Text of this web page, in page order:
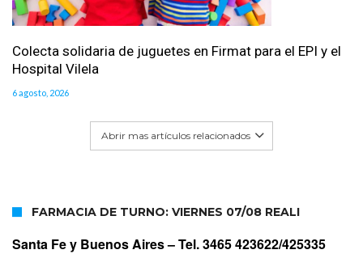
Colecta solidaria de juguetes en Firmat para el EPI y el
Hospital Vilela
6 agosto, 2026
Abrir mas artículos relacionados
FARMACIA DE TURNO: VIERNES 07/08 REALI
Santa Fe y Buenos Aires –Tel. 3465 423622/425335